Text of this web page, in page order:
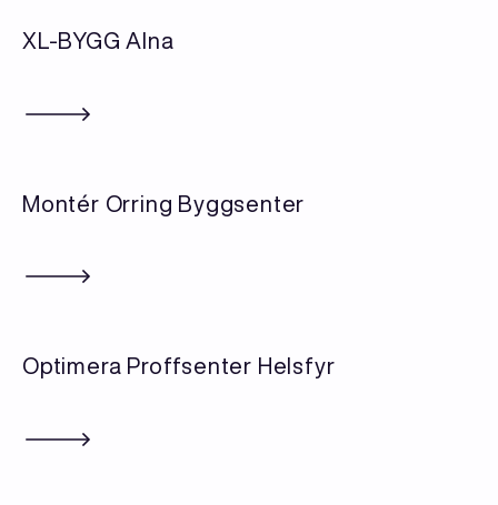
XL-BYGG Alna
Montér Orring Byggsenter
Optimera Proffsenter Helsfyr